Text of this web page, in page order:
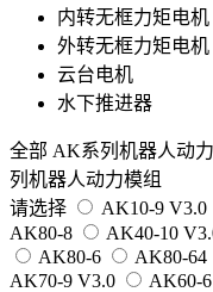
内转无框力矩电机
外转无框力矩电机
云台电机
水下推进器
全部 AK系列机器人动
列机器人动力模组
请选择
AK10-9 V3.0
AK80-8
AK40-10
AK80-6
AK80-64
AK70-9 V3.0
AK60-